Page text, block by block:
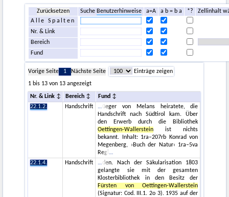
Zurücksetzen Suche Benutzerhinweise a=A a b = b a *?
Zellinhalt
Alle Spalten
Nr. & Link
Bereich
Fund
Vorige Seite 1 Nächste Seite
Einträge zeigen
1 bis 13 von 13 angezeigt
Nr. & Link Bereich
Fund
22.1.2.
Handschrift
üeger von Melans heiratete, die
Handschrift nach Südtirol kam. Über
den Erwerb durch die Bibliothek
Oettingen-Wallerstein ist nichts
bekannt. Inhalt: 1ra–207rb Konrad von
Megenberg, ›Buch der Natur‹ 1ra–5va
Regi
22.1.4.
Handschrift
den. Nach der Säkularisation 1803
gelangte sie mit der gesamten
Klosterbibliothek in den Besitz der
Fürsten von Oettingen-Wallerstein
(Signatur: Cod. III.1. 2o 3). 1935 auf der